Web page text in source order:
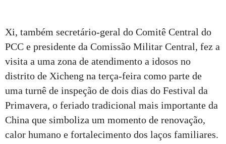
Xi, também secretário-geral do Comitê Central do
PCC e presidente da Comissão Militar Central, fez a
visita a uma zona de atendimento a idosos no
distrito de Xicheng na terça-feira como parte de
uma turnê de inspeção de dois dias do Festival da
Primavera, o feriado tradicional mais importante da
China que simboliza um momento de renovação,
calor humano e fortalecimento dos laços familiares.